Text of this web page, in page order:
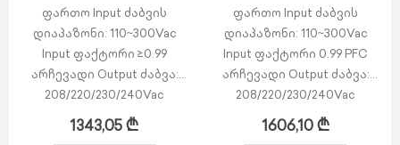
ფართო Input ძაბვის
დიაპაზონი: 110~300Vac
Input ფაქტორი ≥0.99
არჩევადი Output ძაბვა:
208/220/230/240Vac
ჭკვიანი დამტენი —
ოპტიმიზებული ბატარეის
1343,05₾
ფართო Input ძაბვის
დიაპაზონი: 110~300Vac
Input ფაქტორი 0.99 PFC
არჩევადი Output ძაბვა:
208/220/230/240Vac
ჭკვიანი დამტენი —
ოპტიმიზებული ბატარეის
1606,10₾